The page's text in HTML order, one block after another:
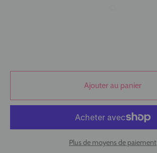
Ajouter au panier
Plus de moyens de paiement